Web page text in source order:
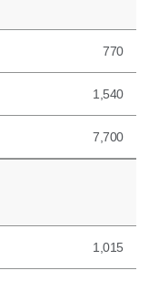
770
1,540
7,700
1,015